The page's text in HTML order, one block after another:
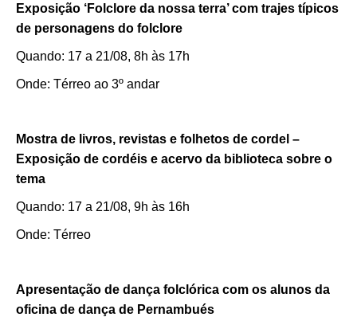
Exposição ‘Folclore da nossa terra’ com trajes típicos
de personagens do folclore
Quando: 17 a 21/08, 8h às 17h
Onde: Térreo ao 3º andar
Mostra de livros, revistas e folhetos de cordel –
Exposição de cordéis e acervo da biblioteca sobre o
tema
Quando: 17 a 21/08, 9h às 16h
Onde: Térreo
Apresentação de dança folclórica com os alunos da
oficina de dança de Pernambués